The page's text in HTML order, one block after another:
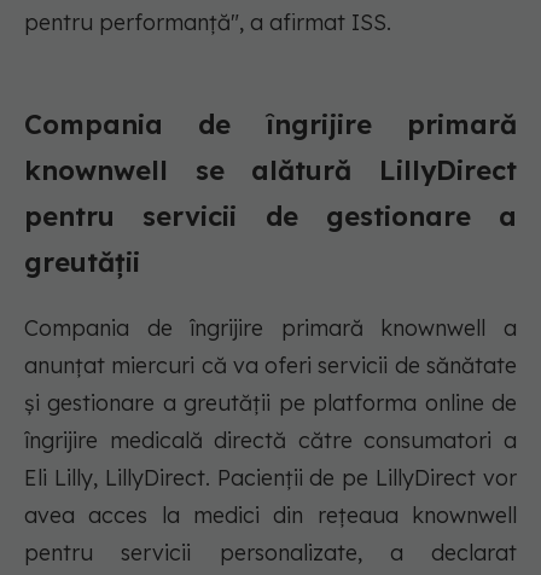
pentru performanță", a afirmat ISS.
Compania de îngrijire primară
knownwell se alătură LillyDirect
pentru servicii de gestionare a
greutății
Compania de îngrijire primară knownwell a
anunțat miercuri că va oferi servicii de sănătate
și gestionare a greutății pe platforma online de
îngrijire medicală directă către consumatori a
Eli Lilly, LillyDirect. Pacienții de pe LillyDirect vor
avea acces la medici din rețeaua knownwell
pentru servicii personalizate, a declarat